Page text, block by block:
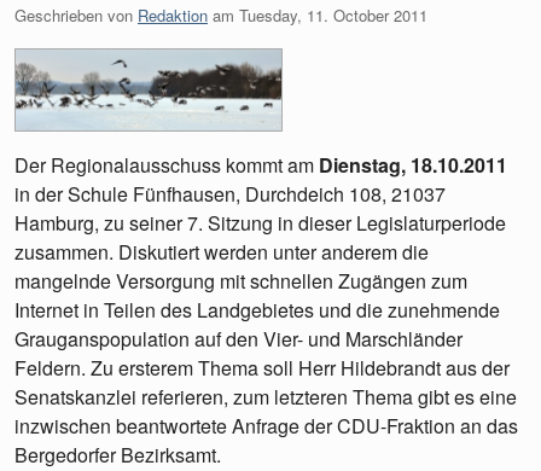
Geschrieben von Redaktion am Tuesday, 11. October 2011
Der Regionalausschuss kommt am Dienstag, 18.10.2011
in der Schule Fünfhausen, Durchdeich 108, 21037
Hamburg, zu seiner 7. Sitzung in dieser Legislaturperiode
zusammen. Diskutiert werden unter anderem die
mangelnde Versorgung mit schnellen Zugängen zum
Internet in Teilen des Landgebietes und die zunehmende
Grauganspopulation auf den Vier- und Marschländer
Feldern. Zu ersterem Thema soll Herr Hildebrandt aus der
Senatskanzlei referieren, zum letzteren Thema gibt es eine
inzwischen beantwortete Anfrage der CDU-Fraktion an das
Bergedorfer Bezirksamt.